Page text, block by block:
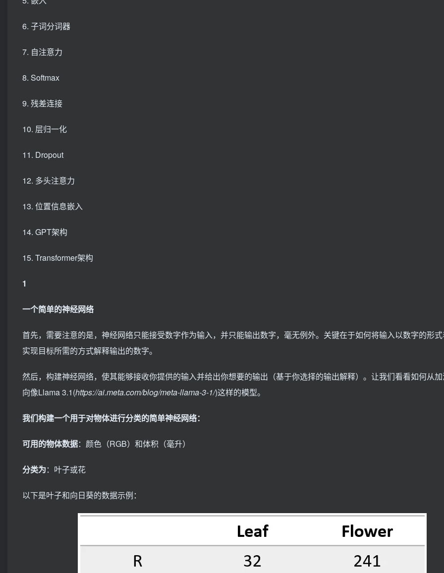
6. 子词分词器
7. 自注意力
8. Softmax
9. 残差连接
10. 层归一化
11. Dropout
12. 多头注意力
13. 位置信息嵌入
14. GPT架构
15. Transformer架构
1
一个简单的神经网络
首先，需要注意的是，神经网络只能接受数字作为输入，并只能输出数字，毫无例外。关键在于如何将输入以数字的形
实现目标所需的方式解释输出的数字。
然后，构建神经网络，使其能够接收你提供的输入并给出你想要的输出（基于你选择的输出解释）。让我们看看如何从
向像Llama 3.1(https://ai.meta.com/blog/meta-llama-3-1/)这样的模型。
我们构建一个用于对物体进行分类的简单神经网络：
可用的物体数据：颜色（RGB）和体积（毫升）
分类为：叶子或花
以下是叶子和向日葵的数据示例：